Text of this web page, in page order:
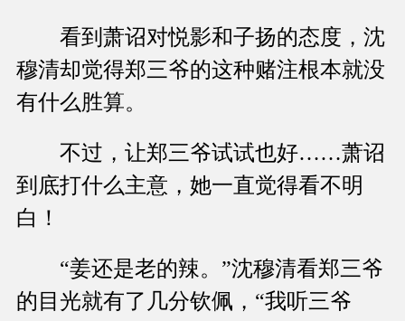
看到萧诏对悦影和子扬的态度，沈
穆清却觉得郑三爷的这种赌注根本就没
有什么胜算。
不过，让郑三爷试试也好……萧诏
到底打什么主意，她一直觉得看不明
白！
“姜还是老的辣。”沈穆清看郑三爷
的目光就有了几分钦佩，“我听三爷